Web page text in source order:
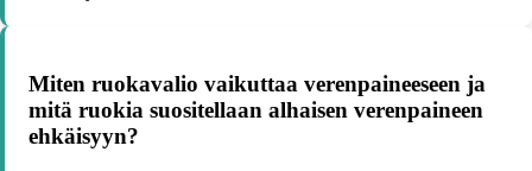
Miten ruokavalio vaikuttaa verenpaineeseen ja
mitä ruokia suositellaan alhaisen verenpaineen
ehkäisyyn?